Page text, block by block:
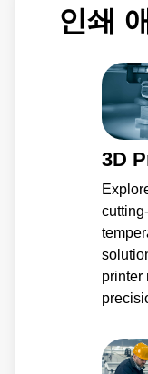
인쇄
3D
printer